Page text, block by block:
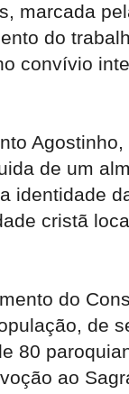
marcada
do
convívio
de um
identidade
cristã
do
de
80
ao